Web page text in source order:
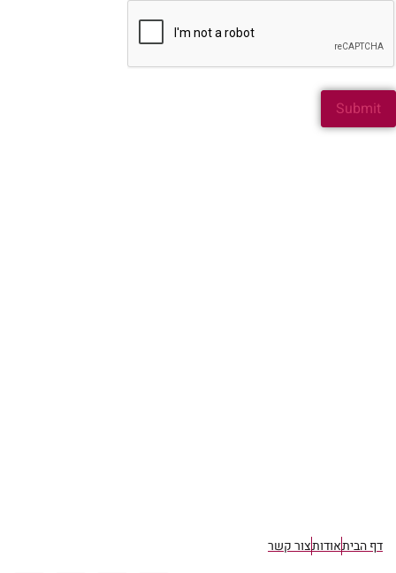
דף הביתאודותצור קשר